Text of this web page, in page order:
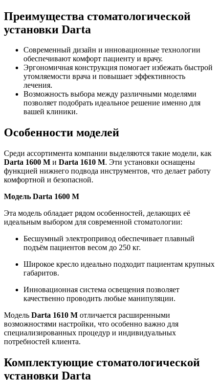
Преимущества стоматологической
установки Darta
Современный дизайн и инновационные технологии
обеспечивают комфорт пациенту и врачу.
Эргономичная конструкция помогает избежать быстрой
утомляемости врача и повышает эффективность
лечения.
Возможность выбора между различными моделями
позволяет подобрать идеальное решение именно для
вашей клиники.
Особенности моделей
Среди ассортимента компании выделяются такие модели, как
Darta 1600 M и Darta 1610 M. Эти установки оснащены
функцией нижнего подвода инструментов, что делает работу
комфортной и безопасной.
Модель Darta 1600 M
Эта модель обладает рядом особенностей, делающих её
идеальным выбором для современной стоматологии:
Бесшумный электропривод обеспечивает плавный
подъём пациентов весом до 250 кг.
Широкое кресло идеально подходит пациентам крупных
габаритов.
Инновационная система освещения позволяет
качественно проводить любые манипуляции.
Модель Darta 1610 M отличается расширенными
возможностями настройки, что особенно важно для
специализированных процедур и индивидуальных
потребностей клиента.
Комплектующие стоматологической
установки Darta